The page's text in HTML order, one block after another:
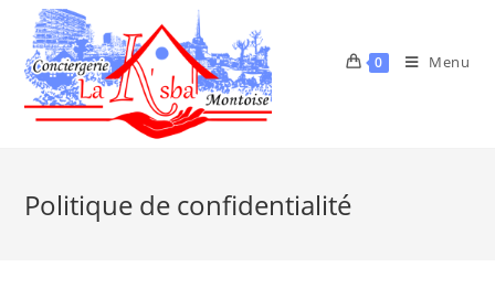
0 Menu
Politique de confidentialité